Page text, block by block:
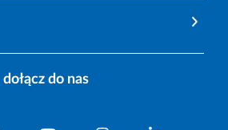
dołącz do nas